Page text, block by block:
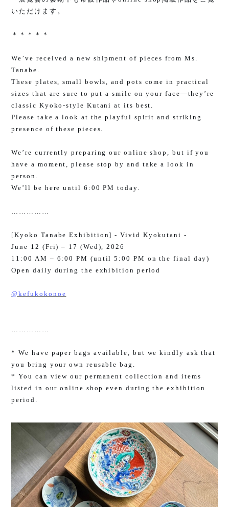
いただけます。
＊＊＊＊＊
We’ve received a new shipment of pieces from Ms.
Tanabe.
These plates, small bowls, and pots come in practical
sizes that are sure to put a smile on your face—they’re
classic Kyoko-style Kutani at its best.
Please take a look at the playful spirit and striking
presence of these pieces.
We’re currently preparing our online shop, but if you
have a moment, please stop by and take a look in
person.
We’ll be here until 6:00 PM today.
……………
[Kyoko Tanabe Exhibition] - Vivid Kyokutani -
June 12 (Fri) – 17 (Wed), 2026
11:00 AM – 6:00 PM (until 5:00 PM on the final day)
Open daily during the exhibition period
@kefukokonoe
……………
* We have paper bags available, but we kindly ask that
you bring your own reusable bag.
* You can view our permanent collection and items
listed in our online shop even during the exhibition
period.